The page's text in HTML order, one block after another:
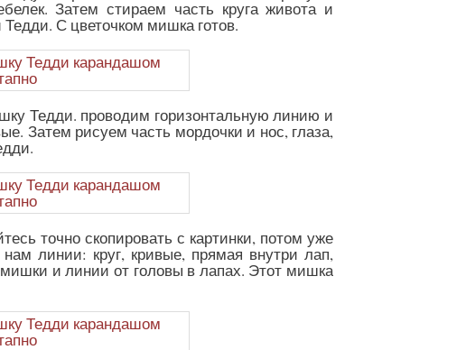
Затем стираем часть круга живота и
С цветочком мишка готов.
Тедди. проводим горизонтальную линию и
Затем рисуем часть мордочки и нос, глаза,
точно скопировать с картинки, потом уже
линии: круг, кривые, прямая внутри лап,
и линии от головы в лапах. Этот мишка